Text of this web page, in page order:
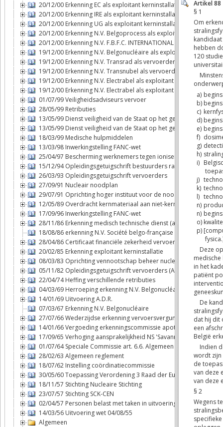
20/12/00 Erkenning EC als exploitant kerninstallatie
20/12/00 Erkenning IRE als exploitant kerninstallatie
20/12/00 Erkenning UG als exploitant kerninstallatie
20/12/00 Erkenning N.V. Belgoprocess als exploitant
20/12/00 Erkenning N.V. F.B.F.C. INTERNATIONAL als exploitant
19/12/00 Erkenning N.V. Belgonucléaire als exploitant
19/12/00 Erkenning N.V. Transrad als vervoerder
19/12/00 Erkenning N.V. Transnubel als vervoerder
19/12/00 Erkenning N.V. Electrabel als exploitant kerninstallatie
19/12/00 Erkenning N.V. Electrabel als exploitant kerninstallatie
01/07/99 Veiligheidsadviseurs vervoer
28/05/99 Retributies
13/05/99 Dienst veiligheid van de Staat op het gebied van de
13/05/99 Dienst veiligheid van de Staat op het gebied van de
18/03/99 Medische hulpmiddelen
13/03/98 Inwerkingstelling FANC-wet
25/04/97 Bescherming werknemers tegen ioniserende stralingen
15/12/94 Opleidingsgetuigschrift bestuurders radioactieve
26/03/93 Opleidingsgetuigschrift vervoerders
27/09/91 Nucleair noodplan
29/07/91 Oprichting hoger instituut voor de noodplanning
12/05/89 Overdracht kernmateriaal aan niet-kernwapenstaten
17/09/96 Inwerkingstelling FANC-wet
28/11/86 Erkenning medisch technische dienst (art. 6bis, § 2,
18/08/86 erkenning N.V. Société belgo-française d'énergie
28/04/86 Certificaat financiële zekerheid vervoerders
20/02/85 Erkenning exploitant kerninstallatie
08/03/83 Oprichting vennootschap beheer nucleaire
05/11/82 Opleidingsgetuigschrift vervoerders (ADR)
22/04/74 Heffing verschillende retributies
04/03/69 Herroeping erkenning N.V. Belgonucléaire
14/01/69 Uitvoering A.D.R.
07/03/67 Erkenning N.V. Belgonucléaire
27/07/66 Wederzijdse erkenning vervoersvergunningen binnen
14/01/66 Vergoeding erkenningscommissie apothekers
17/09/65 Verhoging aansprakelijkheid NS 'Savannah'
01/07/64 Speciale Commissie art. 6.6. Algemeen reglement
28/02/63 Algemeen reglement
18/07/62 Instelling coördinatiecommissie
30/05/60 Toepassing Verordening 3 Raad der Europese
18/11/57 Stichting Nucleaire Stichting
23/07/57 Stichting SCK-CEN
02/04/57 Personen belast met taken in uitvoering van de wet 04/
14/03/56 Uitvoering wet 04/08/55
Algemeen